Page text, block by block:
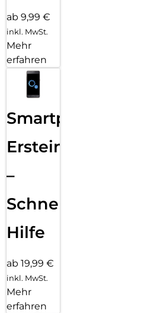
ab 9,99 €
inkl. MwSt.
Mehr
erfahren
Smartphone
Ersteinrichtung
–
Schnelle
Hilfe
ab 19,99 €
inkl. MwSt.
Mehr
erfahren